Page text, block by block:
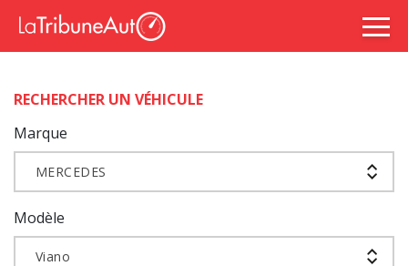
RECHERCHER UN VÉHICULE
Marque
MERCEDES
Modèle
Viano